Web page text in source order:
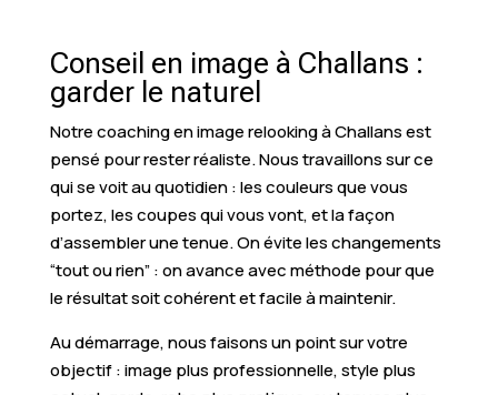
Conseil en image à Challans :
garder le naturel
Notre coaching en image relooking à Challans est
pensé pour rester réaliste. Nous travaillons sur ce
qui se voit au quotidien : les couleurs que vous
portez, les coupes qui vous vont, et la façon
d’assembler une tenue. On évite les changements
“tout ou rien” : on avance avec méthode pour que
le résultat soit cohérent et facile à maintenir.
Au démarrage, nous faisons un point sur votre
objectif : image plus professionnelle, style plus